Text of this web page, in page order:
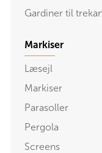
Gardiner til
Markiser
Læsejl
Markiser
Parasoller
Pergola
Screens